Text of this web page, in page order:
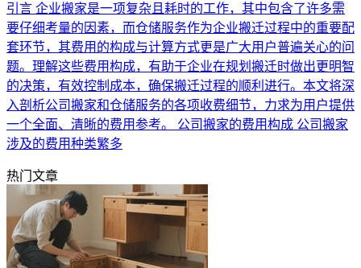
引言 企业搬家是一项复杂且耗时的工作，其中包含了许多需
要仔细考量的因素，而仓储服务作为企业搬迁过程中的重要配
套环节，其费用的构成与计算方式更是广大用户普遍关心的问
题。理解这些费用构成，有助于企业在规划搬迁时做出更明智
的决策，有效控制成本，确保搬迁过程的顺利进行。本文将深
入剖析公司搬家和仓储服务的各项收费细节，力求为用户提供
一个全面、清晰的费用参考。 公司搬家的费用构成 公司搬家
涉及的费用种类繁多
热门文章